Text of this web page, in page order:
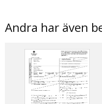
Andra har även